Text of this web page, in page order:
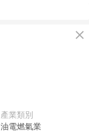
close
產業類別
油電燃氣業